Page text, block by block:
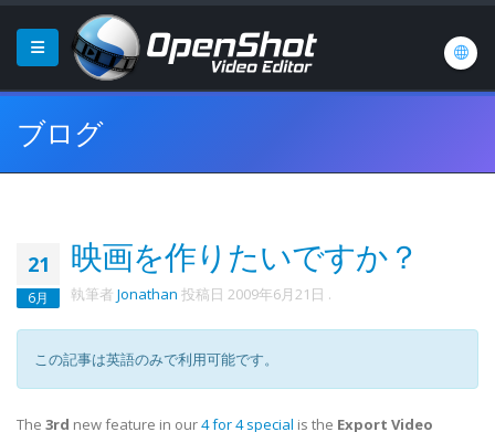
ブログ
21
6月
映画を作りたいですか？
執筆者 Jonathan 投稿日 2009年6月21日 .
この記事は英語のみで利用可能です。
The 3rd new feature in our4 for 4 special is the Export Video